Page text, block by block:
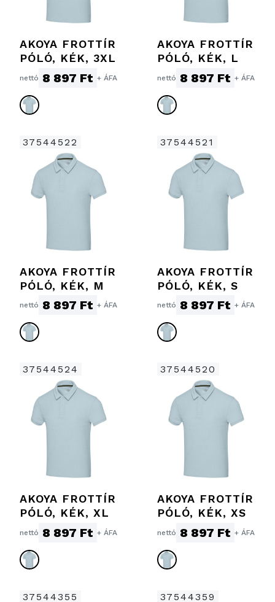
AKOYA FROTTÍR
PÓLÓ, KÉK, 3XL
nettó 8 897 Ft + ÁFA
AKOYA FROTTÍR
PÓLÓ, KÉK, L
nettó 8 897 Ft + ÁFA
37544522
AKOYA FROTTÍR
PÓLÓ, KÉK, M
nettó 8 897 Ft + ÁFA
37544521
AKOYA FROTTÍR
PÓLÓ, KÉK, S
nettó 8 897 Ft + ÁFA
37544524
AKOYA FROTTÍR
PÓLÓ, KÉK, XL
nettó 8 897 Ft + ÁFA
37544520
AKOYA FROTTÍR
PÓLÓ, KÉK, XS
nettó 8 897 Ft + ÁFA
37544355 37544359